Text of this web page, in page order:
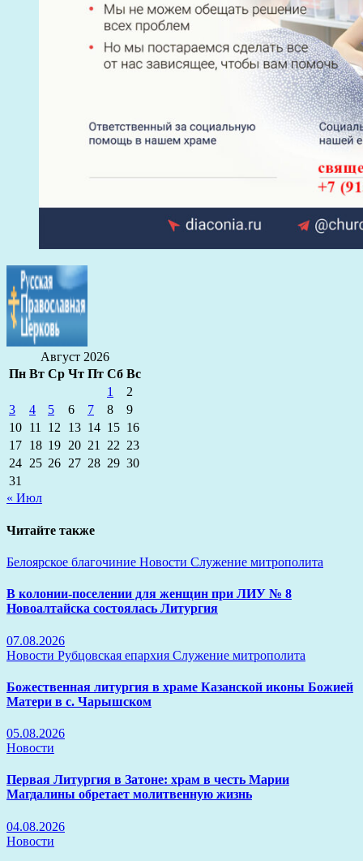
Август 2026
Пн Вт Ср Чт Пт Сб Вс
1
2
3
4 5 6 7 8
9
10 11 12 13 14 15 16
17 18 19 20 21 22 23
24 25 26 27 28 29 30
31
« Июл
Читайте также
Белоярское благочиние Новости Служение митрополита
В колонии-поселении для женщин при ЛИУ № 8
Новоалтайска состоялась Литургия
07.08.2026
Новости Рубцовская епархия Служение митрополита
Божественная литургия в храме Казанской иконы Божией
Матери в с. Чарышском
05.08.2026
Новости
Первая Литургия в Затоне: храм в честь Марии
Магдалины обретает молитвенную жизнь
04.08.2026
Новости